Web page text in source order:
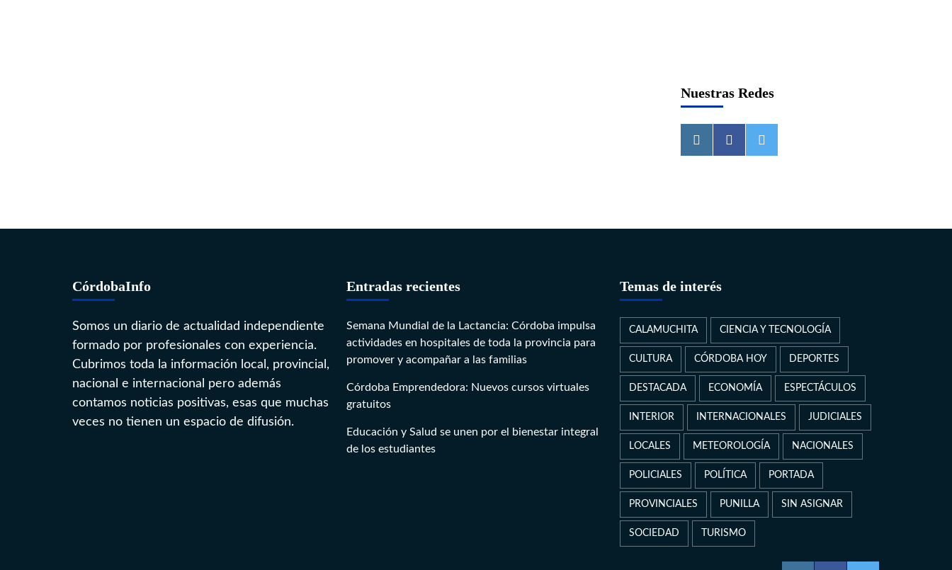
Nuestras Redes
CórdobaInfo
Somos un diario de actualidad independiente
formado por profesionales con experiencia.
Cubrimos toda la información local, provincial,
nacional e internacional pero además
contamos noticias positivas, esas que muchas
veces no tienen un espacio de difusión.
Entradas recientes
Semana Mundial de la Lactancia: Córdoba impulsa
actividades en hospitales de toda la provincia para
promover y acompañar a las familias
Córdoba Emprendedora: Nuevos cursos virtuales
gratuitos
Educación y Salud se unen por el bienestar integral
de los estudiantes
Temas de interés
CALAMUCHITA CIENCIA Y TECNOLOGÍA
CULTURA CÓRDOBA HOY DEPORTES
DESTACADA ECONOMÍA ESPECTÁCULOS
INTERIOR INTERNACIONALES JUDICIALES
LOCALES METEOROLOGÍA NACIONALES
POLICIALES POLÍTICA PORTADA
PROVINCIALES PUNILLA SIN ASIGNAR
SOCIEDAD TURISMO